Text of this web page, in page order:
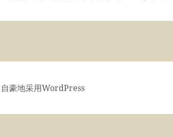
文
自豪地采用WordPress